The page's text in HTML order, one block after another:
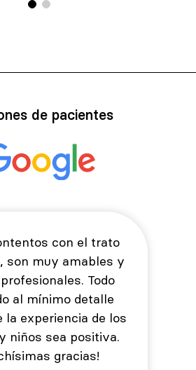
de pacientes
con el trato
son muy amables y
Todo
al mínimo detalle
la experiencia de los
niños sea positiva.
gracias!